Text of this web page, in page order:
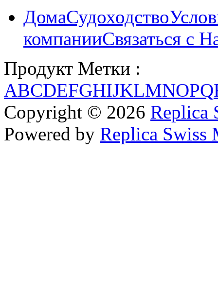
ДомаСудоходство
компанииСвязаться с
Продукт Метки :
ABCDEFGHIJKLMNOPQ
Copyright © 2026 Replica
Powered by Replica Swiss